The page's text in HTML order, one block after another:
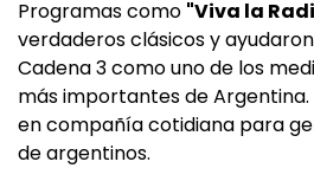
Programas como "Viva la
verdaderos clásicos y
Cadena 3 como uno de los
más importantes de
en compañía cotidiana para
de argentinos.